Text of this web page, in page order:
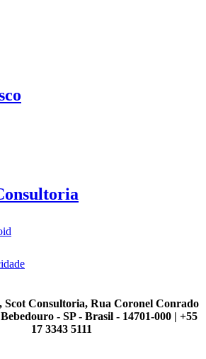
Scot Consultoria, Rua Coronel Conrado
- SP - Brasil - 14701-000 | +55
17 3343 5111